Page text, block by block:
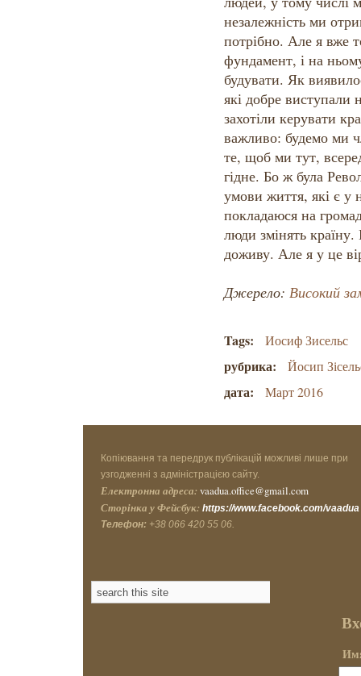
незалежність ми
потрібно. Але я вже
фундамент, і на
будувати. Як
які добре виступали
захотіли керувати
важливо: будемо ми
те, щоб ми тут,
гідне. Бо ж була
умови життя, які є у
покладаюся на
люди змінять
доживу. Але я у це
Джерело: Високий
Tags: Иосиф Зисельс
рубрика: Йосип
дата: Март 2016
Копіювання та передрук публікацій можливі лише при
узгодженні з адміністрацією сайту.
Електронна адреса: vaadua.office@gmail.com
Сторінка у Фейсбук: https://www.facebook.com/vaadua
Телефон: +38 066 420 55 06.